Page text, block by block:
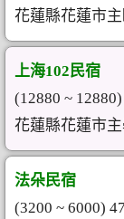
花蓮縣花蓮市
上海102民宿
(12880 ~
花蓮縣花蓮市
法朵民宿
(3200 ~ 6000)